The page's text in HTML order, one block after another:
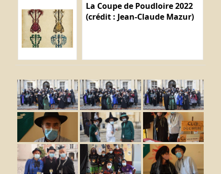
La Coupe de Poudloire 2022
(crédit : Jean-Claude Mazur)